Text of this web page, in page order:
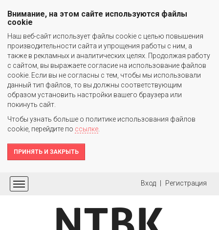
Внимание, на этом сайте используются файлы
cookie
Наш веб-сайт использует файлы cookie c целью повышения
производительности сайта и упрощения работы с ним, а
также в рекламных и аналитических целях. Продолжая работу
с сайтом, вы выражаете согласие на использование файлов
cookie. Если вы не согласны с тем, чтобы мы использовали
данный тип файлов, то вы должны соответствующим
образом установить настройки вашего браузера или
покинуть сайт.
Чтобы узнать больше о политике использования файлов
cookie, перейдите по ссылке
ПРИНЯТЬ И ЗАКРЫТЬ
Вход Регистрация